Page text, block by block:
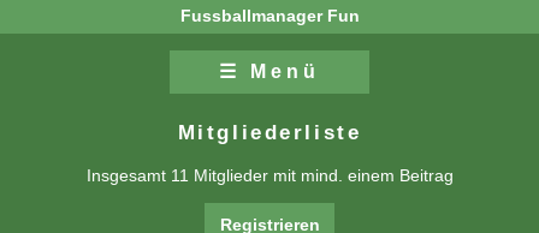
Fussballmanager Fun
☰ Menü
Mitgliederliste
Insgesamt 11 Mitglieder mit mind. einem Beitrag
Registrieren